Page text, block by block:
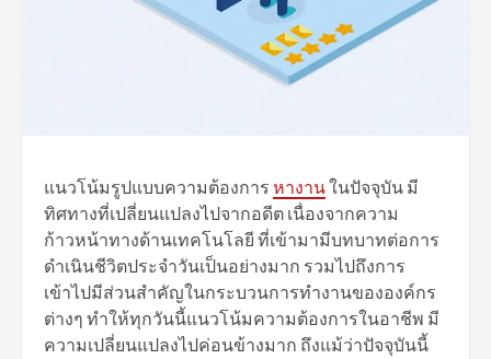
แนวโน้มรูปแบบความต้องการ หางานในปัจจุบัน มี
ทิศทางที่เปลี่ยนแปลงไปจากอดีต เนื่องจากความ
ก้าวหน้าทางด้านเทคโนโลยี ที่เข้ามามีบทบาทต่อการ
ดำเนินชีวิตประจำวันเป็นอย่างมาก รวมไปถึงการ
เข้าไปมีส่วนสำคัญในกระบวนการทำงานขององค์กร
ต่างๆ ทำให้ทุกวันนี้แนวโน้มความต้องการในอาชีพ มี
ความเปลี่ยนแปลงไปค่อนข้างมาก ถึงแม้ว่าปัจจุบันนี้